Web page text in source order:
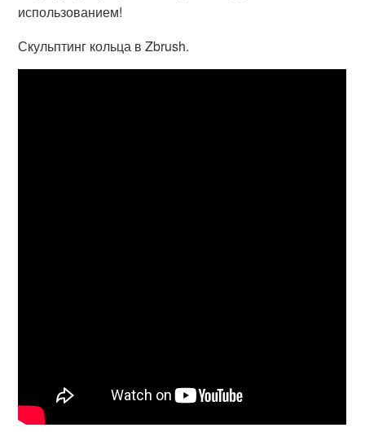
использованием!
Скульптинг кольца в Zbrush.